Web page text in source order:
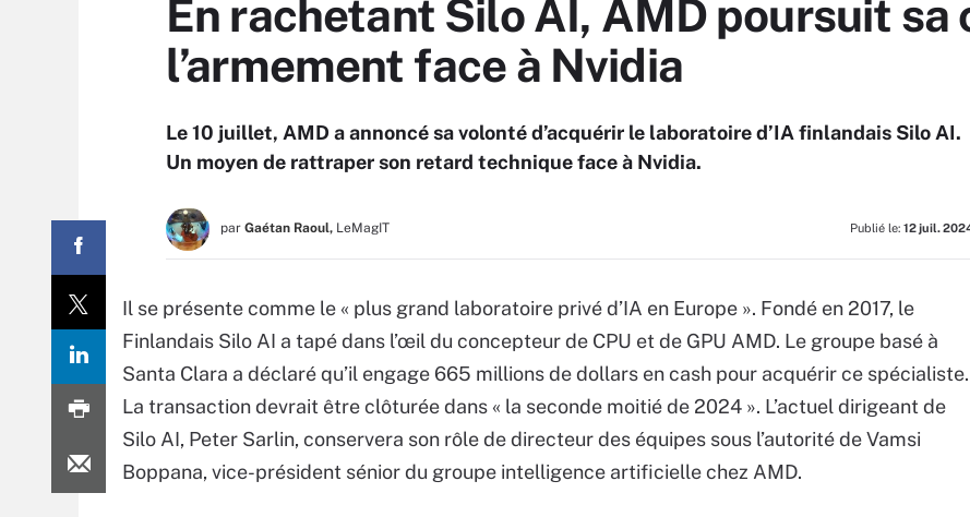
En rachetant Silo AI, AMD poursuit sa
l’armement face à Nvidia
Le 10 juillet, AMD a annoncé sa volonté d’acquérir le laboratoire d’IA finlandais Silo AI.
Un moyen de rattraper son retard technique face à Nvidia.
par Gaétan Raoul, LeMagIT Publié le: 12 juil.
Il se présente comme le « plus grand laboratoire privé d’IA en Europe ». Fondé en 2017, le
Finlandais Silo AI a tapé dans l’œil du concepteur de CPU et de GPU AMD. Le groupe basé à
Santa Clara a déclaré qu’il engage 665 millions de dollars en cash pour acquérir ce spécialiste.
La transaction devrait être clôturée dans « la seconde moitié de 2024 ». L’actuel dirigeant de
Silo AI, Peter Sarlin, conservera son rôle de directeur des équipes sous l’autorité de Vamsi
Boppana, vice-président sénior du groupe intelligence artificielle chez AMD.